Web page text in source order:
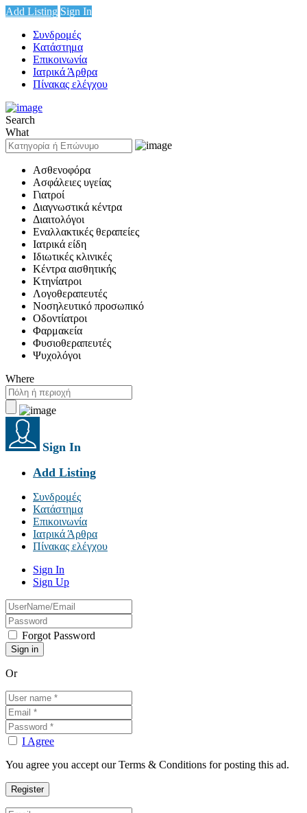
Add Listing Sign In
Συνδρομές
Κατάστημα
Επικοινωνία
Ιατρικά Άρθρα
Πίνακας ελέγχου
Search
What
Ασθενοφόρα
Ασφάλειες υγείας
Γιατροί
Διαγνωστικά κέντρα
Διαιτολόγοι
Εναλλακτικές θεραπείες
Ιατρικά είδη
Ιδιωτικές κλινικές
Κέντρα αισθητικής
Κτηνίατροι
Λογοθεραπευτές
Νοσηλευτικό προσωπικό
Οδοντίατροι
Φαρμακεία
Φυσιοθεραπευτές
Ψυχολόγοι
Where
Sign In
Add Listing
Συνδρομές
Κατάστημα
Επικοινωνία
Ιατρικά Άρθρα
Πίνακας ελέγχου
Sign In
Sign Up
Forgot Password
Or
I Agree
You agree you accept our Terms & Conditions for posting this ad.